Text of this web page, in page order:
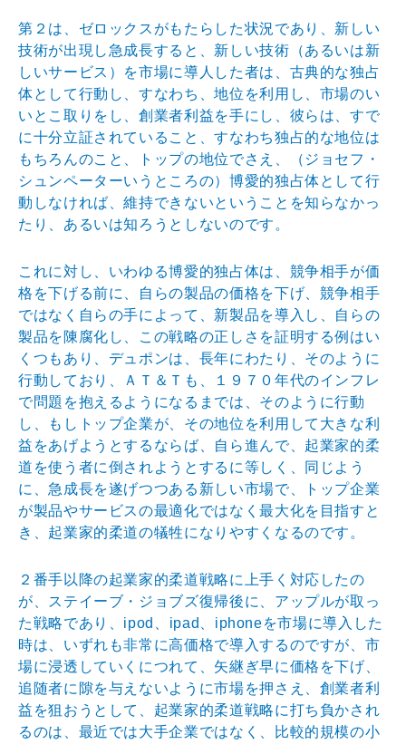
第２は、ゼロックスがもたらした状況であり、新しい
技術が出現し急成長すると、新しい技術（あるいは新
しいサー ビス）を市場に導人した者は、古典的な独占
体として行動 し、すなわち、地位を利用し、市場のい
いとこ取りをし、創業者利益を手にし、彼らは、すで
に十分立証されている こと、すなわち独占的な地位は
もちろんのこと、トップの地位でさえ、（ジョセフ・
シュンペーターいうところの） 博愛的独占体として行
動しなければ、維持できないという ことを知らなかっ
たり、あるいは知ろうとしないのです。
これに対し、いわゆる博愛的独占体は、競争相手が価
格を下げる前に、自らの製品の価格を下げ、競争相手
ではなく 自らの手によって、新製品を導入し、自らの
製品を陳腐化 し、この戦略の正しさを証明する例はい
くつもあり、デュ ポンは、長年にわたり、そのように
行動しており、ＡＴ＆ Ｔも、１９７０年代のインフレ
で問題を抱えるようになる までは、そのように行動
し、もしトップ企業が、その地位 を利用して大きな利
益をあげようとするならば、自ら進んで、起業家的柔
道を使う者に倒されようとするに等しく、
同じよう
に、急成長を遂げつつある新しい市場で、トップ企業
が製品やサービスの最適化ではなく最大化を目指すと
き、起業家的柔道の犠牲になりやすくなるのです。
２番手以降の起業家的柔道戦略に上手く対応したの
が、ス テイーブ・ジョブズ復帰後に、アップルが取っ
た戦略であ り、ipod、ipad、iphoneを市場に導入した
時は、いずれも非常に高価格で導入するのですが、市
場に浸透していくにつれて、矢継ぎ早に価格を下げ、
追随者に 隙を与えないように市場を押さえ、創業者利
益を狙おうと して、起業家的柔道戦略に打ち負かされ
るのは、最近では大手企業ではなく、比較的規模の小